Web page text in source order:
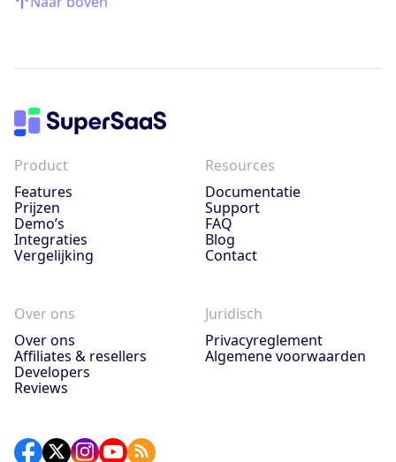
Product
Features
Prijzen
Demo’s
Integraties
Vergelijking
Resources
Documentatie
Support
FAQ
Blog
Contact
Over ons
Over ons
Affiliates & resellers
Developers
Reviews
Juridisch
Privacyreglement
Algemene voorwaarden